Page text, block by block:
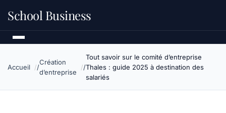
School Business
Accueil
Création
d’entreprise
Tout savoir sur le comité d’entreprise
Thales : guide 2025 à destination des
salariés